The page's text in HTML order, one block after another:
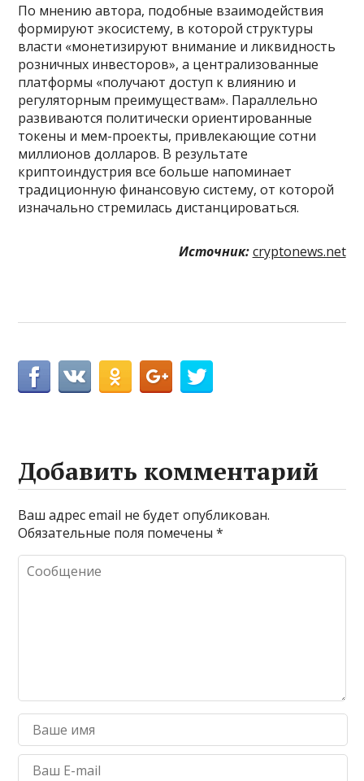
По мнению автора, подобные взаимодействия
формируют экосистему, в которой структуры
власти «монетизируют внимание и ликвидность
розничных инвесторов», а централизованные
платформы «получают доступ к влиянию и
регуляторным преимуществам». Параллельно
развиваются политически ориентированные
токены и мем-проекты, привлекающие сотни
миллионов долларов. В результате
криптоиндустрия все больше напоминает
традиционную финансовую систему, от которой
изначально стремилась дистанцироваться.
Источник: cryptonews.net
Добавить комментарий
Ваш адрес email не будет опубликован.
Обязательные поля помечены*